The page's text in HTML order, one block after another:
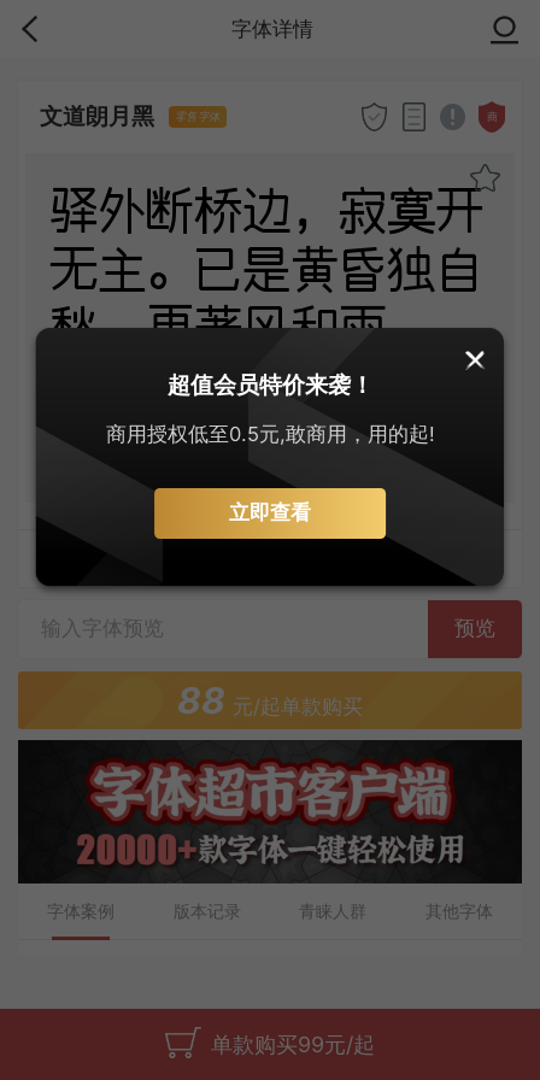
字体详情
文道朗月黑 零售字体 商
驿外断桥边，寂寞开
无主。已是黄昏独自
愁，更著风和雨。
无意苦争春，一任群
芳妒。
预览
88 元/起单款购买
字体案例 版本记录 青睐人群 其他字体
单款购买99元/起
超值会员特价来袭！
商用授权低至0.5元,敢商用，用的起!
立即查看